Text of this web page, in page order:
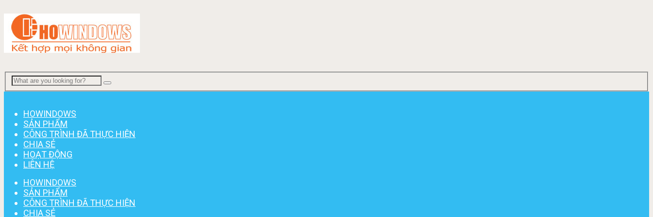
HOWINDOWS
SẢN PHẨM
CÔNG TRÌNH ĐÃ THỰC HIỆN
CHIA SẺ
HOẠT ĐỘNG
LIÊN HỆ
HOWINDOWS
SẢN PHẨM
CÔNG TRÌNH ĐÃ THỰC HIỆN
CHIA SẺ